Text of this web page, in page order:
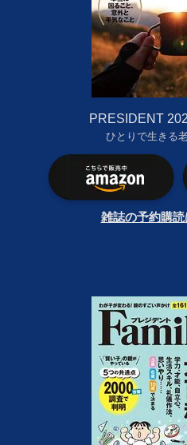
PRESIDENT
ひとりで生きる
雑誌の予約購